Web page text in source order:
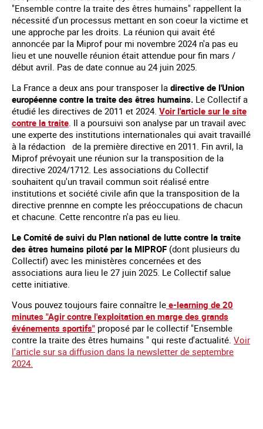
"Ensemble contre la traite des êtres humains" rappellent la
nécessité d'un processus mettant en son coeur la victime et
une approche par les droits. La réunion qui avait été
annoncée par la Miprof pour mi novembre 2024 n'a pas eu
lieu et une nouvelle réunion était attendue pour fin mars /
début avril. Pas de date connue au 24 juin 2025.
La France a deux ans pour transposer la directive de l'Union
européenne contre la traite des êtres humains. Le Collectif a
étudié les directives de 2011 et 2024. Voir l'article sur le site
contre la traite . Il a poursuivi son analyse par un travail avec
une experte des institutions internationales qui avait travaillé
à la rédaction de la première directive en 2011. Fin avril, la
Miprof prévoyait une réunion sur la transposition de la
directive 2024/1712. Les associations du Collectif
souhaitent qu'un travail commun soit réalisé entre
institutions et société civile afin que la transposition de la
directive prennne en compte les préoccupations de chacun
et chacune. Cette rencontre n'a pas eu lieu.
Le Comité de suivi du Plan national de lutte contre la traite
des êtres humains piloté par la MIPROF (dont plusieurs du
Collectif) avec les ministères concernées et des
associations aura lieu le 27 juin 2025. Le Collectif salue
cette initiative.
Vous pouvez toujours faire connaître le e-learning de 20
minutes "Agir contre l'exploitation en marge des grands
événements sportifs" proposé par le collectif "Ensemble
contre la traite des êtres humains " qui reste d'actualité. Voir
l'article sur sa diffusion dans la newsletter de septembre
2024.